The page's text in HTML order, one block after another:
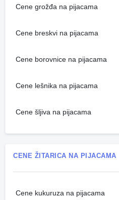
Cene grožđa na pijacama
Cene breskvi na pijacama
Cene borovnice na pijacama
Cene lešnika na pijacama
Cene šljiva na pijacama
CENE ŽITARICA NA PIJACAMA
Cene kukuruza na pijacama